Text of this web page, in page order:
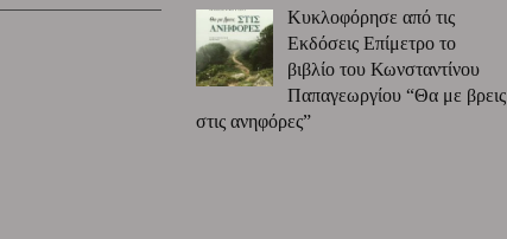
Κυκλοφόρησε από τις
Εκδόσεις Επίμετρο το
βιβλίο του Κωνσταντίνου
Παπαγεωργίου “Θα με βρεις
στις ανηφόρες”